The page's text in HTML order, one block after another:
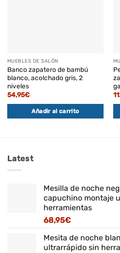
MUEBLES DE SALÓN
Banco zapatero de bambú
blanco, acolchado gris, 2
niveles
54,95€
Añadir al carrito
Latest
Mesilla de noche
capuchino montaje
herramientas
68,95€
Mesita de noche
ultrarrápido sin